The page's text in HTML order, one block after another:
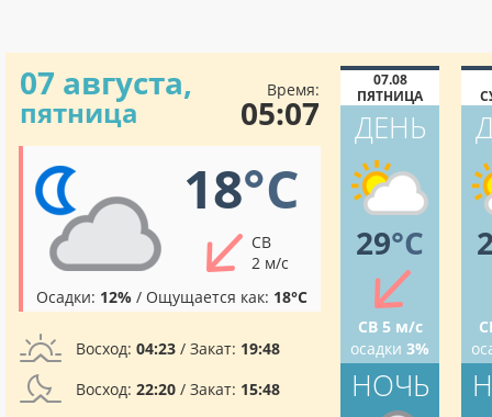
07 августа,
пятница
Время:
05:07
18°C
СВ
2 м/с
Осадки: 12% / Ощущается как: 18°C
Восход: 04:23 / Закат: 19:48
Восход: 22:20 / Закат: 15:48
07.08
ПЯТНИЦА
ДЕНЬ
29°C
СВ 5 м/с
осадки 3%
НОЧЬ